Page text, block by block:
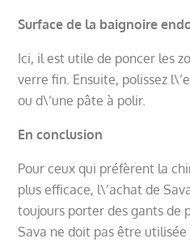
Surface de la baignoire
Ici, il est utile de poncer les
verre fin. Ensuite, polissez
ou d\’une pâte à polir.
En conclusion
Pour ceux qui préfèrent la
plus efficace, l\’achat de
toujours porter des gants de
Sava ne doit pas être